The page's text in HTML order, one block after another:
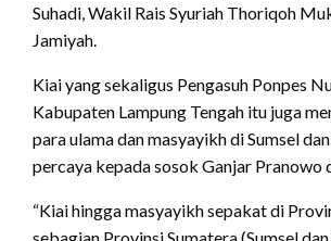
Suhadi, Wakil Rais Syuriah Thoriqoh
Jamiyah.
Kiai yang sekaligus Pengasuh Ponpes
Kabupaten Lampung Tengah itu juga
para ulama dan masyayikh di Sumsel
percaya kepada sosok Ganjar Pranowo
“Kiai hingga masyayikh sepakat di